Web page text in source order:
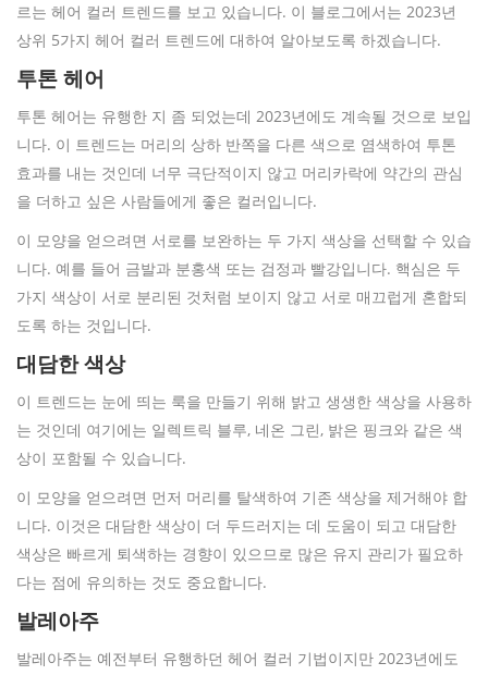
르는 헤어 컬러 트렌드를 보고 있습니다. 이 블로그에서는 2023년
상위 5가지 헤어 컬러 트렌드에 대하여 알아보도록 하겠습니다.
투톤 헤어
투톤 헤어는 유행한 지 좀 되었는데 2023년에도 계속될 것으로 보입
니다. 이 트렌드는 머리의 상하 반쪽을 다른 색으로 염색하여 투톤
효과를 내는 것인데 너무 극단적이지 않고 머리카락에 약간의 관심
을 더하고 싶은 사람들에게 좋은 컬러입니다.
이 모양을 얻으려면 서로를 보완하는 두 가지 색상을 선택할 수 있습
니다. 예를 들어 금발과 분홍색 또는 검정과 빨강입니다. 핵심은 두
가지 색상이 서로 분리된 것처럼 보이지 않고 서로 매끄럽게 혼합되
도록 하는 것입니다.
대담한 색상
이 트렌드는 눈에 띄는 룩을 만들기 위해 밝고 생생한 색상을 사용하
는 것인데 여기에는 일렉트릭 블루, 네온 그린, 밝은 핑크와 같은 색
상이 포함될 수 있습니다.
이 모양을 얻으려면 먼저 머리를 탈색하여 기존 색상을 제거해야 합
니다. 이것은 대담한 색상이 더 두드러지는 데 도움이 되고 대담한
색상은 빠르게 퇴색하는 경향이 있으므로 많은 유지 관리가 필요하
다는 점에 유의하는 것도 중요합니다.
발레아주
발레아주는 예전부터 유행하던 헤어 컬러 기법이지만 2023년에도